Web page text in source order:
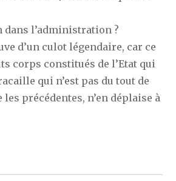
dans l’administration ?
d’un culot légendaire, car ce
corps constitués de l’Etat qui
qui n’est pas du tout de
les précédentes, n’en déplaise à